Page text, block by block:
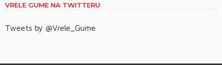
VRELE GUME NA TWITTERU
Tweets by @Vrele_Gume